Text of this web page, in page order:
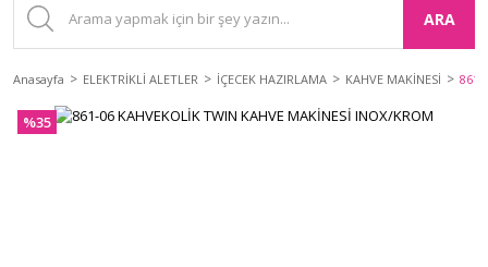
ARA
Anasayfa ELEKTRİKLİ ALETLER İÇECEK HAZIRLAMA KAHVE MAKİNESİ 861-
%35